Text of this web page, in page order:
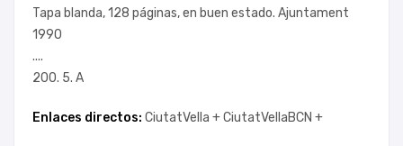
Tapa blanda, 128 páginas, en buen estado. Ajuntament
1990
....
200. 5. A
Enlaces directos: CiutatVella +CiutatVellaBCN +